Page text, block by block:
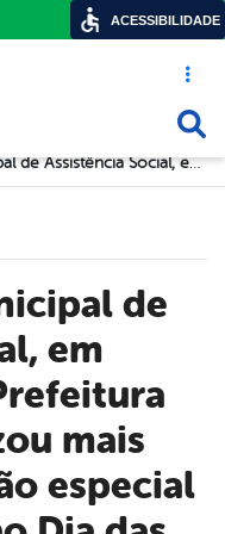
Acesso
A Secretaria Municipal de Assistência Social, em parceria com a Prefeitura Municipal, realizou mais uma programação especial em celebração ao Dia das Mães.
em
mais
especial
ACESSIBILIDADE